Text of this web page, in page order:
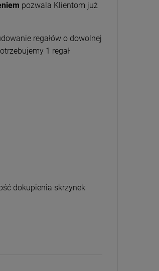
pozwala Klientom już
regałów o dowolnej
1 regał
dokupienia skrzynek